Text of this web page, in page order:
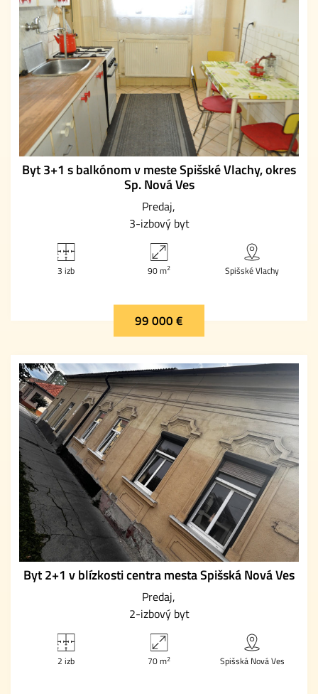
Byt 3+1 s balkónom v meste Spišské Vlachy, okres
Sp. Nová Ves
Predaj
3-izbový byt
3 izb 90 m2 Spišské Vlachy
99 000 €
Byt 2+1 v blízkosti centra mesta Spišská Nová Ves
Predaj
2-izbový byt
2 izb 70 m2 Spišská Nová Ves